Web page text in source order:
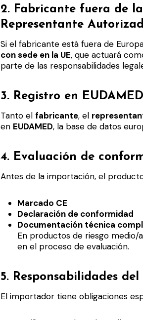
2. Fabricante fuera de
Representante
Si el fabricante está fuera de
con sede en la UE, que actuará
parte de las responsabilidades
3. Registro en EUDAMED
Tanto el fabricante, el
en EUDAMED, la base de datos
4. Evaluación de
Antes de la importación, el
Marcado CE
Declaración de conformidad
Documentación técnica
En productos de riesgo medio/
en el proceso de evaluación.
5. Responsabilidades
El importador tiene obligaciones